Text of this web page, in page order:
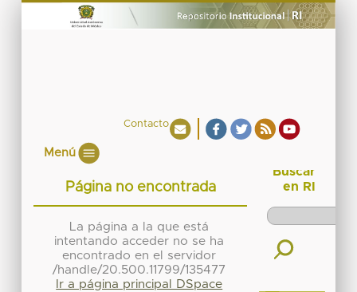
Contacto
Menú
Página no encontrada
La página a la que está
intentando acceder no se ha
encontrado en el servidor
/handle/20.500.11799/135477
Ir a página principal DSpace
Buscar
en RI